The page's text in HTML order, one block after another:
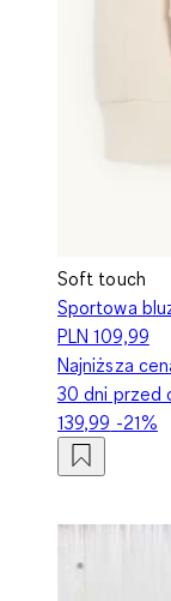
Soft touch
Sportowa
PLN 109,99
Najniższa
30 dni przed
139,99 -21%